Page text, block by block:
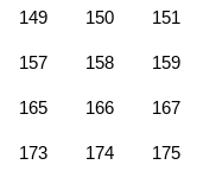
149 150 151
157 158 159
165 166 167
173 174 175